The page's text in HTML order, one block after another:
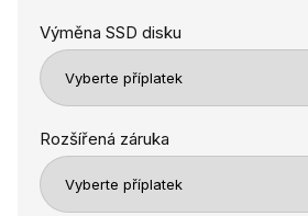
Výměna SSD disku
Rozšířená záruka